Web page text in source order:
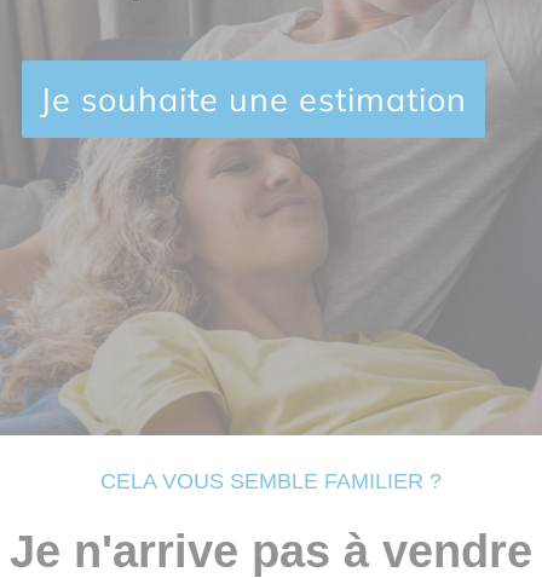
Je souhaite une estimation
CELA VOUS SEMBLE FAMILIER ?
Je n'arrive pas à vendre